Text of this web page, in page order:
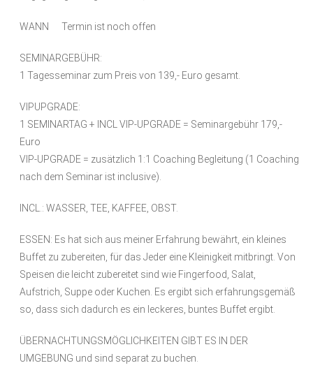
WANN Termin ist noch offen
SEMINARGEBÜHR:
1 Tagesseminar zum Preis von 139,- Euro gesamt.
VIPUPGRADE:
1 SEMINARTAG + INCL VIP-UPGRADE = Seminargebühr 179,-
Euro
VIP-UPGRADE = zusätzlich 1:1 Coaching Begleitung (1 Coaching
nach dem Seminar ist inclusive).
INCL.: WASSER, TEE, KAFFEE, OBST.
ESSEN: Es hat sich aus meiner Erfahrung bewährt, ein kleines
Buffet zu zubereiten, für das Jeder eine Kleinigkeit mitbringt. Von
Speisen die leicht zubereitet sind wie Fingerfood, Salat,
Aufstrich, Suppe oder Kuchen. Es ergibt sich erfahrungsgemäß
so, dass sich dadurch es ein leckeres, buntes Buffet ergibt.
ÜBERNACHTUNGSMÖGLICHKEITEN GIBT ES IN DER
UMGEBUNG und sind separat zu buchen.